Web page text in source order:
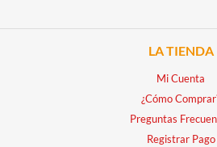
LA TIENDA
Mi Cuenta
¿Cómo
Preguntas
Registrar Pago